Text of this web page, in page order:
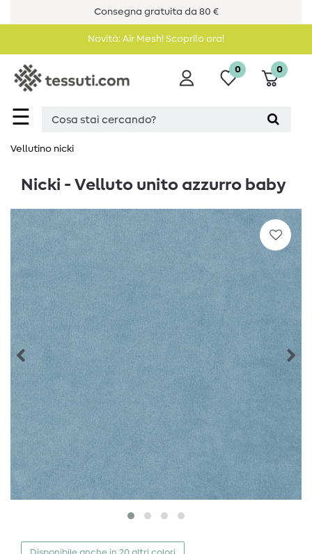
Consegna gratuita da 80 €
Novità: Air Mesh! Scoprilo ora!
☰
0 0
Vellutino nicki
Nicki - Velluto unito azzurro baby